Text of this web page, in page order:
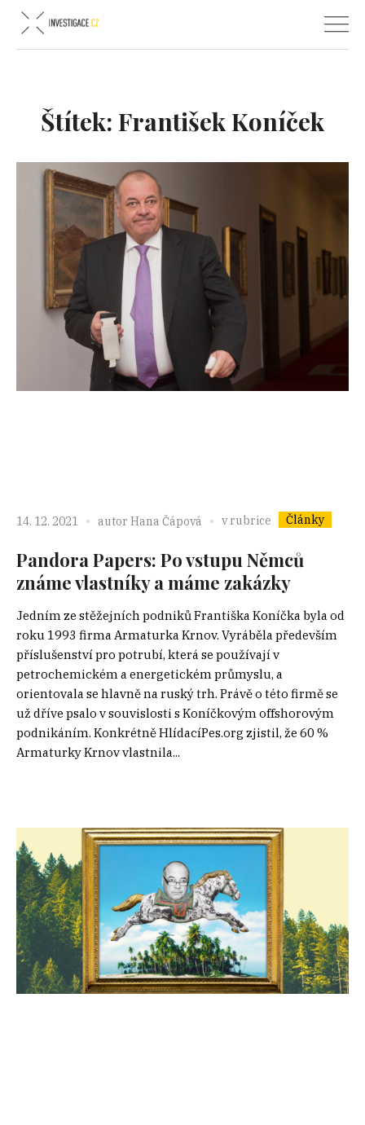
Štítek: František Koníček
14. 12. 2021 autor Hana Čápová v rubrice Články
Pandora Papers: Po vstupu Němců
známe vlastníky a máme zakázky
Jedním ze stěžejních podniků Františka Koníčka byla od
roku 1993 firma Armaturka Krnov. Vyráběla především
příslušenství pro potrubí, která se používají v
petrochemickém a energetickém průmyslu, a
orientovala se hlavně na ruský trh. Právě o této firmě se
už dříve psalo v souvislosti s Koníčkovým offshorovým
podnikáním. Konkrétně HlídacíPes.org zjistil, že 60 %
Armaturky Krnov vlastnila...